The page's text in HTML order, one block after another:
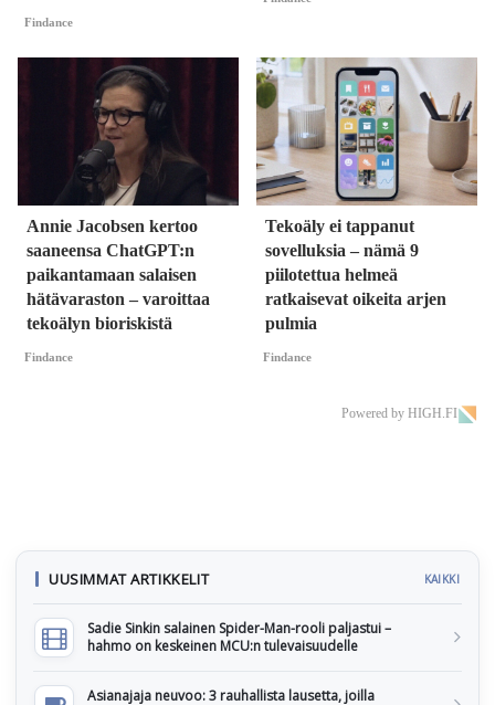
Findance
Annie Jacobsen kertoo
saaneensa ChatGPT:n
paikantamaan salaisen
hätävaraston – varoittaa
tekoälyn bioriskistä
Findance
Tekoäly ei tappanut
sovelluksia – nämä 9
piilotettua helmeä
ratkaisevat oikeita arjen
pulmia
Findance
Powered by HIGH.FI
UUSIMMAT ARTIKKELIT KAIKKI
Sadie Sinkin salainen Spider-Man-rooli paljastui –
hahmo on keskeinen MCU:n tulevaisuudelle
Asianajaja neuvoo: 3 rauhallista lausetta, joilla